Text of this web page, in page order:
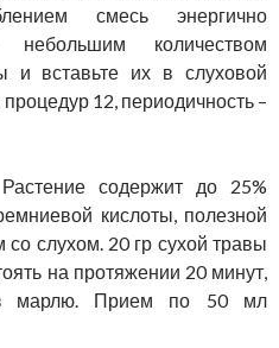
смесь энергично
небольшим количеством
и вставьте их в слуховой
12, периодичность –
Растение содержит до 25%
кислоты, полезной
слухом. 20 гр сухой травы
на протяжении 20 минут,
марлю. Прием по 50 мл